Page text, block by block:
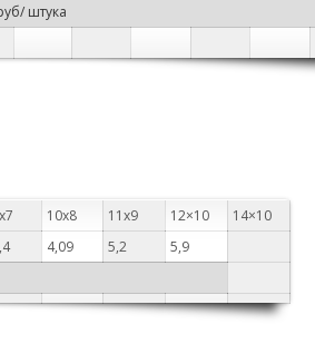
штука
10х8 11х9 12×10
14×10
4,09 5,2
5,9